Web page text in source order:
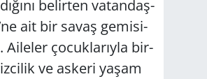
be­lir­ten va­tan­daş­
ait bir savaş ge­mi­si­
Aile­ler ço­cuk­la­rıy­la bir­
ve as­ke­ri yaşam